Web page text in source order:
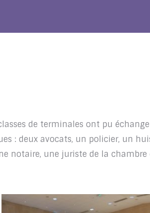
de terminales ont pu
: deux avocats, un policier, un
notaire, une juriste de la chambre